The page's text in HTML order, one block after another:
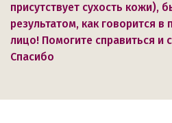
присутствует сухость кожи),
результатом, как говорится
лицо! Помогите справиться и
Спасибо